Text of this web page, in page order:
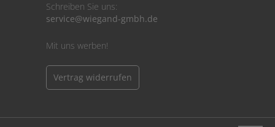
Schreiben Sie uns:
service@wiegand-gmbh.de
Mit uns werben!
Vertrag widerrufen